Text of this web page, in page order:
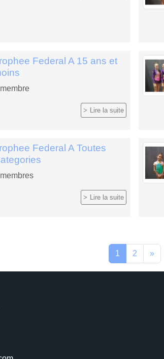
Federal A 15 ans et
membre
Lire la suite
Federal A Toutes
membres
Lire la suite
1 2 »